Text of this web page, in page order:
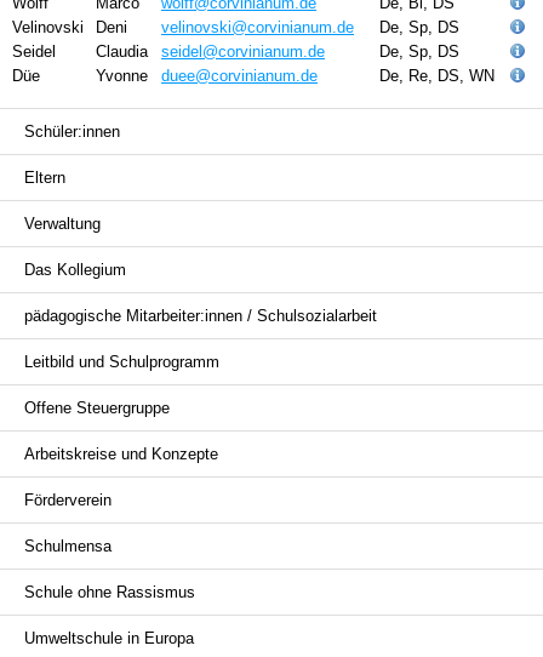
Velinovski
Deni velinovski@corvinianum.de
De, Sp, DS
Seidel
Claudia seidel@corvinianum.de
De, Sp, DS
Düe
Yvonne duee@corvinianum.de De, Re, DS, WN
überspringen
Schüler:innen
Eltern
Verwaltung
Das Kollegium
pädagogische Mitarbeiter:innen / Schulsozialarbeit
Leitbild und Schulprogramm
Offene Steuergruppe
Arbeitskreise und Konzepte
Förderverein
Schulmensa
Schule ohne Rassismus
Umweltschule in Europa